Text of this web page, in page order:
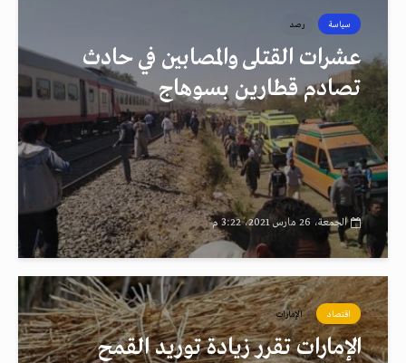
سياسة رصد
عشرات القتلى والمصابين في حادث
تصادم قطارين بسوهاج
الجمعة، 26 مارس 2021، 3:22 م
اقتصاد الإمارات
الإمارات تقرر زيادة توريد القمح